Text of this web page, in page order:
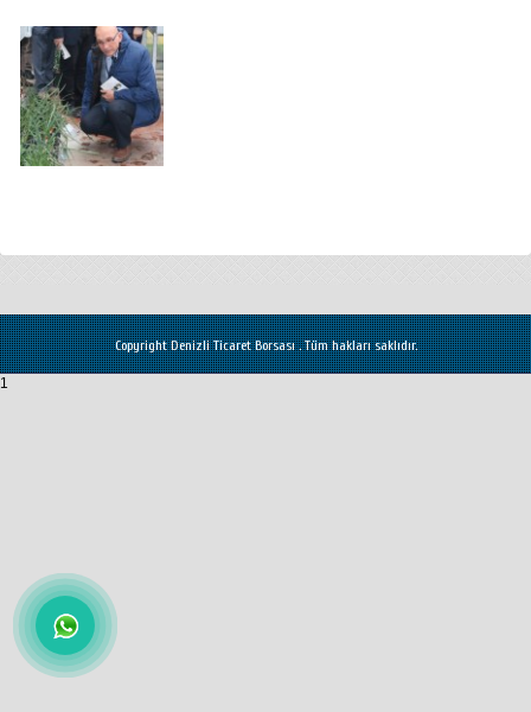
Copyright Denizli Ticaret Borsası . Tüm hakları saklıdır.
1